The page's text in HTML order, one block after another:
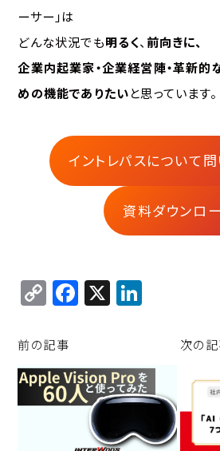
ーサー」は
どんな状況でも明るく、 前向きに、
企業内起業家・企業経営陣・革新的
めの機能でありたいと思っています。
イントレパスについて
資料ダウンロ
C
p
y
Li
F
e
b
o
X
e
d
前の記事 次の